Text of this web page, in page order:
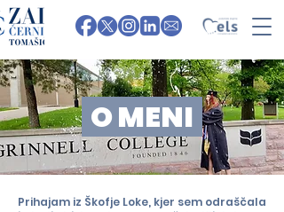
O MENI
Prihajam iz Škofje Loke, kjer sem odraščala